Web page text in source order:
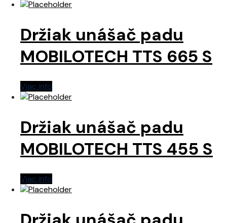
Držiak unášač padu
MOBILOTECH TTS 665 S
Viac info
Držiak unášač padu
MOBILOTECH TTS 455 S
Viac info